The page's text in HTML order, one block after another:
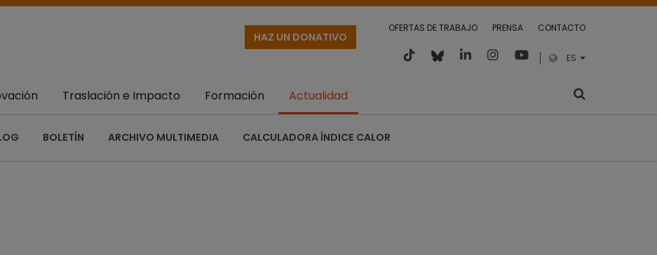
OFERTAS DE TRABAJO PRENSA CONTACTO
ES
HAZ UN DONATIVO
Traslación e Impacto Formación Actualidad
BOLETÍN ARCHIVO MULTIMEDIA CALCULADORA ÍNDICE CALOR